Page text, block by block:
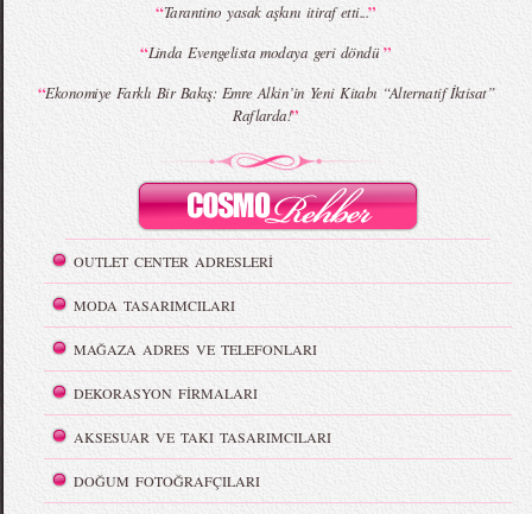
“Tarantino yasak aşkını itiraf etti...”
“Linda Evengelista modaya geri döndü”
“Ekonomiye Farklı Bir Bakış: Emre Alkin’in Yeni Kitabı “Alternatif İktisat”
Raflarda!”
OUTLET CENTER ADRESLERİ
MODA TASARIMCILARI
MAĞAZA ADRES VE TELEFONLARI
DEKORASYON FİRMALARI
AKSESUAR VE TAKI TASARIMCILARI
DOĞUM FOTOĞRAFÇILARI